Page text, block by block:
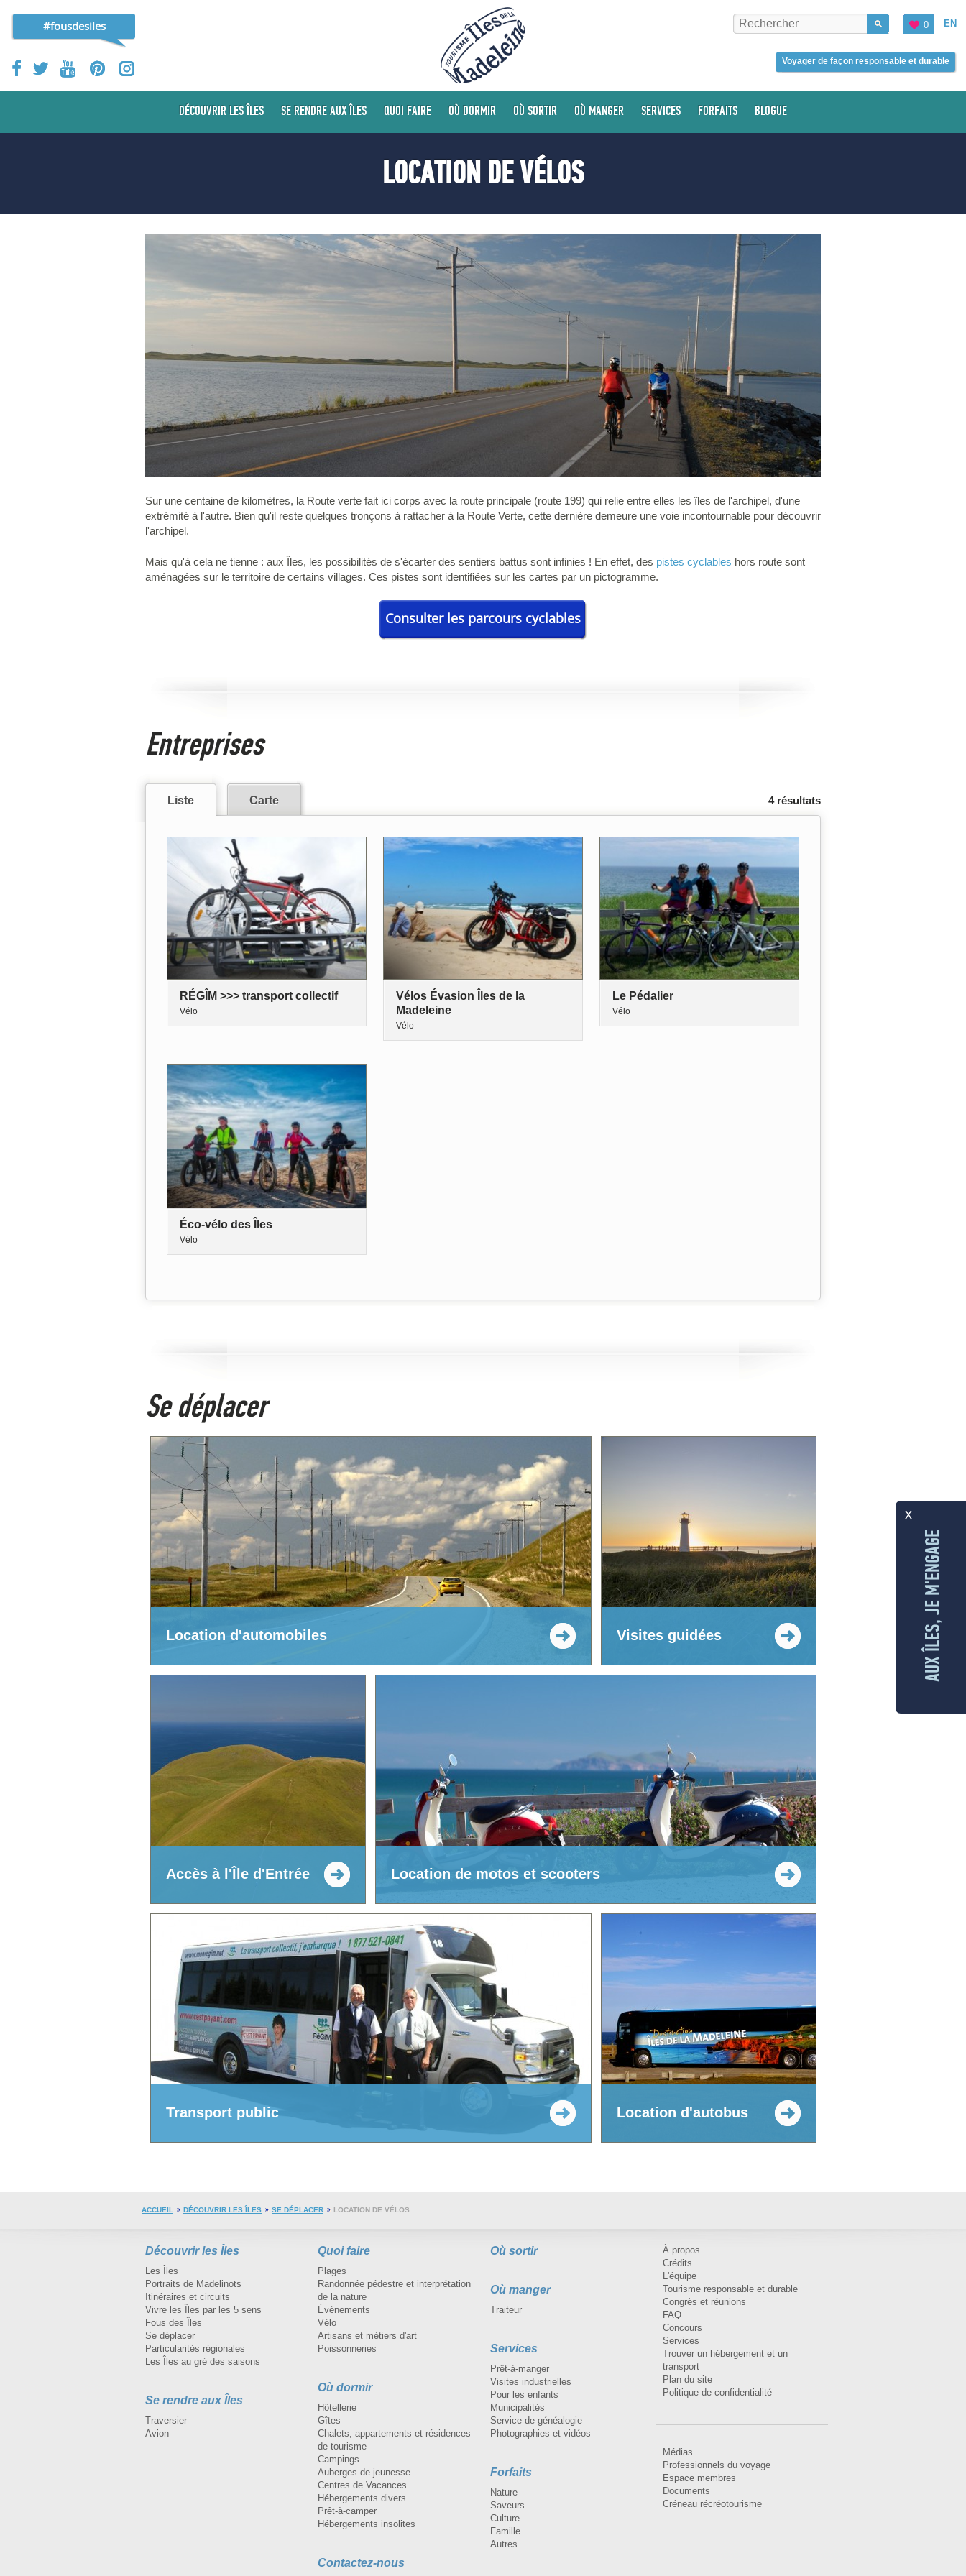
#fousdesiles EN
0
Voyager de façon responsable et durable
DÉCOUVRIR LES ÎLES SE RENDRE AUX ÎLES QUOI FAIRE OÙ DORMIR OÙ SORTIR OÙ MANGER SERVICES FORFAITS BLOGUE
LOCATION DE VÉLOS
Sur une centaine de kilomètres, la Route verte fait ici corps avec la route principale (route 199) qui relie entre elles les îles de l'archipel, d'une
extrémité à l'autre. Bien qu'il reste quelques tronçons à rattacher à la Route Verte, cette dernière demeure une voie incontournable pour découvrir
l'archipel.
Mais qu'à cela ne tienne : aux Îles, les possibilités de s'écarter des sentiers battus sont infinies ! En effet, des pistes cyclables hors route sont
aménagées sur le territoire de certains villages. Ces pistes sont identifiées sur les cartes par un pictogramme.
Consulter les parcours cyclables
Entreprises
4 résultats
Liste Carte
RÉGÎM >>> transport collectif
Vélo
Vélos Évasion Îles de la
Madeleine
Vélo
Le Pédalier
Vélo
Éco-vélo des Îles
Vélo
Se déplacer
Location d'automobiles Visites guidées
Accès à l'Île d'Entrée Location de motos et scooters
Transport public Location d'autobus
ACCUEIL DÉCOUVRIR LES ÎLES SE DÉPLACER LOCATION DE VÉLOS
Découvrir les Îles
Les Îles
Portraits de Madelinots
Itinéraires et circuits
Vivre les Îles par les 5 sens
Fous des Îles
Se déplacer
Particularités régionales
Les Îles au gré des saisons
Se rendre aux Îles
Traversier
Avion
Quoi faire
Plages
Randonnée pédestre et interprétation
de la nature
Événements
Vélo
Artisans et métiers d'art
Poissonneries
Où dormir
Hôtellerie
Gîtes
Chalets, appartements et résidences
de tourisme
Campings
Auberges de jeunesse
Centres de Vacances
Hébergements divers
Prêt-à-camper
Hébergements insolites
Contactez-nous
Où sortir
Où manger
Traiteur
Services
Prêt-à-manger
Visites industrielles
Pour les enfants
Municipalités
Service de généalogie
Photographies et vidéos
Forfaits
Nature
Saveurs
Culture
Famille
Autres
À propos
Crédits
L'équipe
Tourisme responsable et durable
Congrès et réunions
FAQ
Concours
Services
Trouver un hébergement et un
transport
Plan du site
Politique de confidentialité
Médias
Professionnels du voyage
Espace membres
Documents
Créneau récréotourisme
x
AUX ÎLES, JE M'ENGAGE